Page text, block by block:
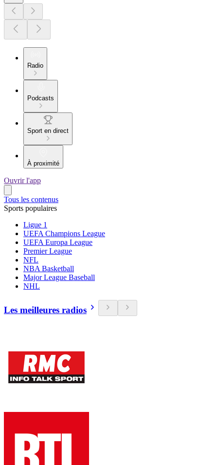
Radio
Podcasts
Sport en direct
À proximité
Ouvrir l'app
Tous les contenus
Sports populaires
Ligue 1
UEFA Champions League
UEFA Europa League
Premier League
NFL
NBA Basketball
Major League Baseball
NHL
Les meilleures radios